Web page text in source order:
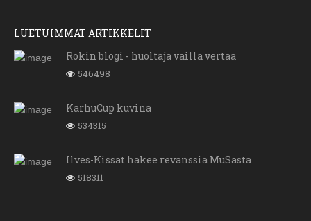
LUETUIMMAT ARTIKKELIT
Rokin blogi - huoltaja vailla vertaa
546498
KarhuCup kuvina
534315
Ilves-Kissat hakee revanssia MuSasta
518311